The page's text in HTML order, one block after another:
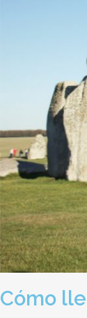
Cómo